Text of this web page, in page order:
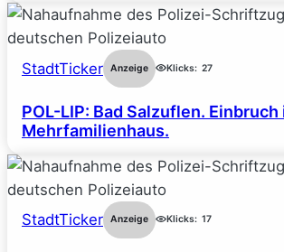
StadtTicker Anzeige Klicks: 27
POL-LIP: Bad Salzuflen. Einbruch
Mehrfamilienhaus.
StadtTicker Anzeige Klicks: 17